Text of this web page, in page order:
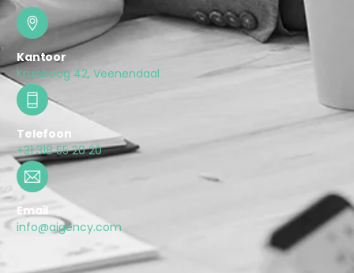
Kantoor
Kruisboog 42, Veenendaal
Telefoon
+31 318 55 20 20
Email
info@aigency.com